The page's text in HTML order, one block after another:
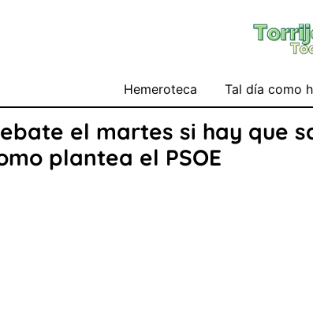
Hemeroteca Tal día como
el martes si hay que
plantea el PSOE